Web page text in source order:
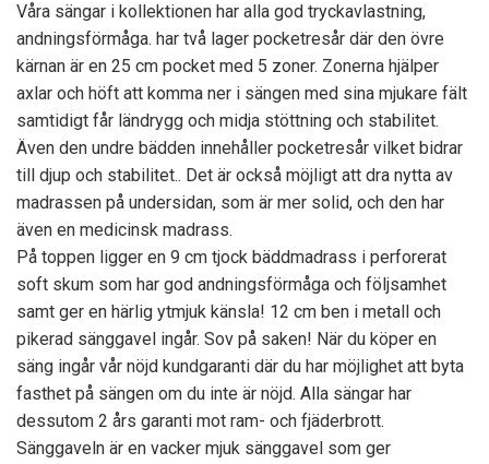
Våra sängar i kollektionen har alla god tryckavlastning,
andningsförmåga. har två lager pocketresår där den övre
kärnan är en 25 cm pocket med 5 zoner. Zonerna hjälper
axlar och höft att komma ner i sängen med sina mjukare fält
samtidigt får ländrygg och midja stöttning och stabilitet.
Även den undre bädden innehåller pocketresår vilket bidrar
till djup och stabilitet.. Det är också möjligt att dra nytta av
madrassen på undersidan, som är mer solid, och den har
även en medicinsk madrass.
På toppen ligger en 9 cm tjock bäddmadrass i perforerat
soft skum som har god andningsförmåga och följsamhet
samt ger en härlig ytmjuk känsla! 12 cm ben i metall och
pikerad sänggavel ingår. Sov på saken! När du köper en
säng ingår vår nöjd kundgaranti där du har möjlighet att byta
fasthet på sängen om du inte är nöjd. Alla sängar har
dessutom 2 års garanti mot ram- och fjäderbrott.
Sänggaveln är en vacker mjuk sänggavel som ger